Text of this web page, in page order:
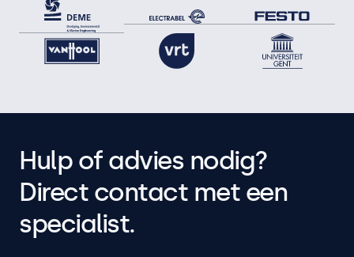
Hulp of advies nodig?
Direct contact met een
specialist.